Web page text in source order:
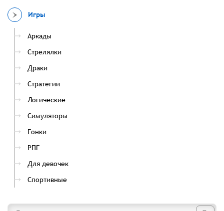
Игры
Аркады
Стрелялки
Драки
Стратегии
Логические
Симуляторы
Гонки
РПГ
Для девочек
Спортивные